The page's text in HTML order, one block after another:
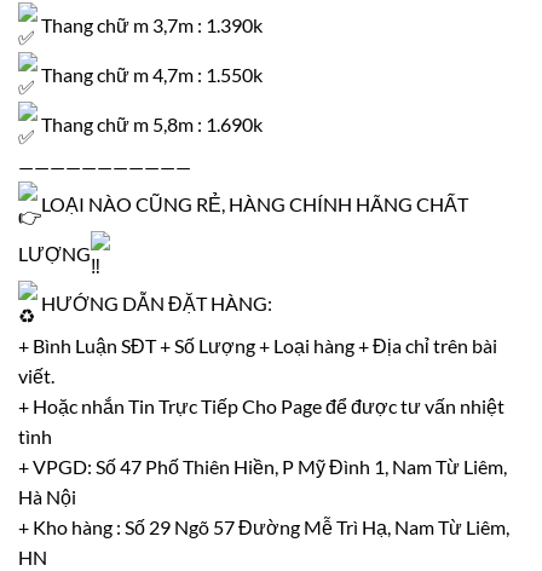
Thang chữ m 3,7m : 1.390k
Thang chữ m 4,7m : 1.550k
Thang chữ m 5,8m : 1.690k
———————————
LOẠI NÀO CŨNG RẺ, HÀNG CHÍNH HÃNG CHẤT
LƯỢNG
HƯỚNG DẪN ĐẶT HÀNG:
+ Bình Luận SĐT + Số Lượng + Loại hàng + Địa chỉ trên bài
viết.
+ Hoặc nhắn Tin Trực Tiếp Cho Page để được tư vấn nhiệt
tình
+ VPGD: Số 47 Phố Thiên Hiền, P Mỹ Đình 1, Nam Từ Liêm,
Hà Nội
+ Kho hàng : Số 29 Ngõ 57 Đường Mễ Trì Hạ, Nam Từ Liêm,
HN